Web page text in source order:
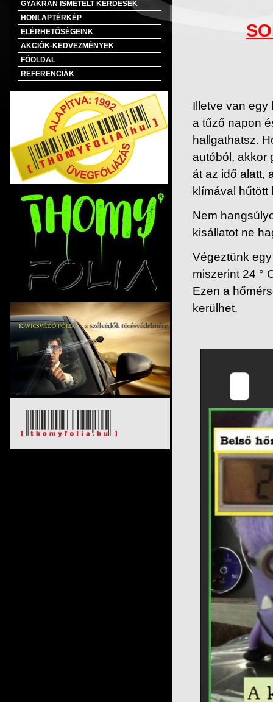
GYAKRAN ISMÉTELT KÉRDÉSEK
HONLAPTÉRKÉP
ELÉRHETŐSÉGEINK
AKCIÓK-KEDVEZMÉNYEK
FŐOLDAL
REFERENCIÁK
Illetve van egy
a tűző napon
hallgathatsz.
autóból, akkor
át az idő alatt,
klímával
Nem
kisállatot ne
Végeztünk
miszerint 24 °
Ezen a
kerülhet.